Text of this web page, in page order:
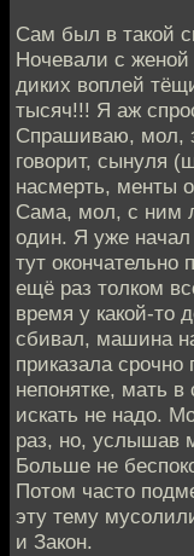
Сам был в такой
Ночевали с
диких воплей
тысяч!!! Я аж
Спрашиваю, мол,
говорит, сынуля
насмерть, менты
Сама, мол, с ним
один. Я уже начал
тут окончательно
ещё раз толком
время у какой-то
сбивал, машина
приказала
непонятке, мать
искать не надо.
раз, но, услышав
Больше не
Потом часто
эту тему
и Закон.